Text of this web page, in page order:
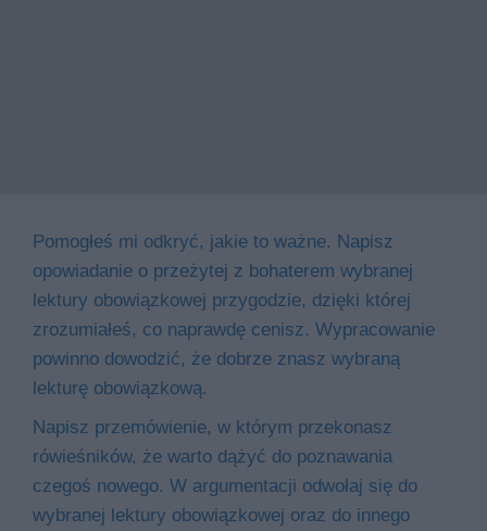
Pomogłeś mi odkryć, jakie to ważne. Napisz
opowiadanie o przeżytej z bohaterem wybranej
lektury obowiązkowej przygodzie, dzięki której
zrozumiałeś, co naprawdę cenisz. Wypracowanie
powinno dowodzić, że dobrze znasz wybraną
lekturę obowiązkową.
Napisz przemówienie, w którym przekonasz
rówieśników, że warto dążyć do poznawania
czegoś nowego. W argumentacji odwołaj się do
wybranej lektury obowiązkowej oraz do innego